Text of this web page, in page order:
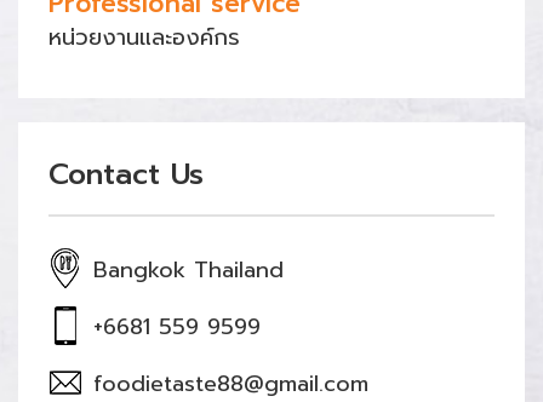
หน่วยงานและองค์กร
Contact Us
Bangkok Thailand
+6681 559 9599
foodietaste88@gmail.com